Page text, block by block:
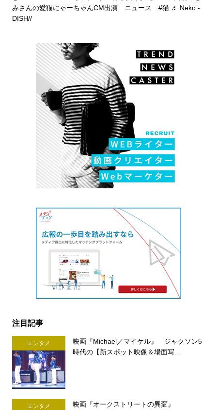
みさんの愛猫にゃーちゃんCM出演 ニュース #猫 ♬ Neko -
DISH//
注目記事
エンタメ
映画『Michael／マイケル』 ジャクソン5
時代の【新スポット映像＆場面写...
エンタメ
映画『オークストリートの異変』